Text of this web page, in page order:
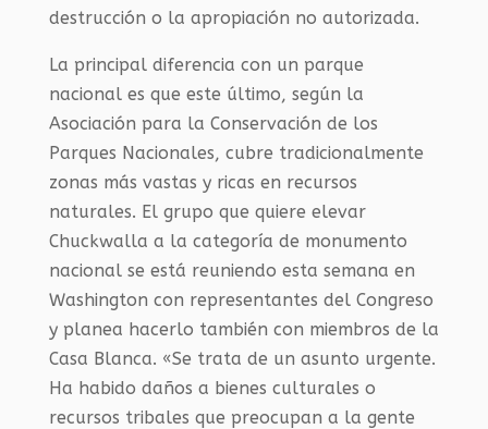
destrucción o la apropiación no autorizada.
La principal diferencia con un parque
nacional es que este último, según la
Asociación para la Conservación de los
Parques Nacionales, cubre tradicionalmente
zonas más vastas y ricas en recursos
naturales. El grupo que quiere elevar
Chuckwalla a la categoría de monumento
nacional se está reuniendo esta semana en
Washington con representantes del Congreso
y planea hacerlo también con miembros de la
Casa Blanca. «Se trata de un asunto urgente.
Ha habido daños a bienes culturales o
recursos tribales que preocupan a la gente